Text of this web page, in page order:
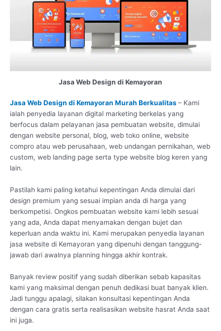
Jasa Web Design di Kemayoran
Jasa Web Design di Kemayoran Murah Berkualitas– Kami
ialah penyedia layanan digital marketing berkelas yang
berfocus dalam pelayanan jasa pembuatan website, dimulai
dengan website personal, blog, web toko online, website
compro atau web perusahaan, web undangan pernikahan, web
custom, web landing page serta type website blog keren yang
lain.
Pastilah kami paling ketahui kepentingan Anda dimulai dari
design premium yang sesuai impian anda di harga yang
berkompetisi. Ongkos pembuatan website kami lebih sesuai
yang ada, Anda dapat menyamakan dengan bujet dan
keperluan anda waktu ini. Kami merupakan penyedia layanan
jasa website di Kemayoran yang dipenuhi dengan tanggung-
jawab dari awalnya planning hingga akhir kontrak.
Banyak review positif yang sudah diberikan sebab kapasitas
kami yang maksimal dengan penuh dedikasi buat banyak klien.
Jadi tunggu apalagi, silakan konsultasi kepentingan Anda
dengan cara gratis serta realisasikan website hasrat Anda saat
ini juga.